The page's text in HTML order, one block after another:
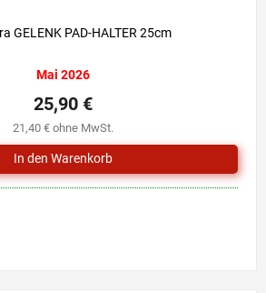
GELENK PAD-HALTER 25cm
Mai 2026
21,40 € ohne MwSt.
25,90 €